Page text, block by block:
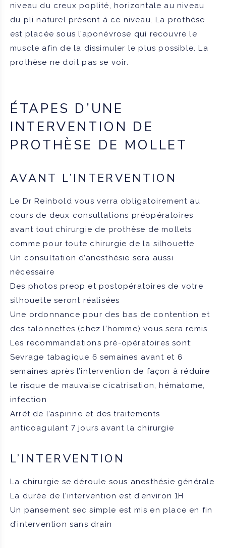
niveau du creux poplité, horizontale au niveau
du pli naturel présent à ce niveau. La prothèse
est placée sous l’aponévrose qui recouvre le
muscle afin de la dissimuler le plus possible. La
prothèse ne doit pas se voir.
ÉTAPES D’UNE
INTERVENTION DE
PROTHÈSE DE MOLLET
AVANT L’INTERVENTION
Le Dr Reinbold vous verra obligatoirement au
cours de deux consultations préopératoires
avant tout chirurgie de prothèse de mollets
comme pour toute chirurgie de la silhouette
Un consultation d’anesthésie sera aussi
nécessaire
Des photos preop et postopératoires de votre
silhouette seront réalisées
Une ordonnance pour des bas de contention et
des talonnettes (chez l’homme) vous sera remis
Les recommandations pré-opératoires sont:
Sevrage tabagique 6 semaines avant et 6
semaines après l’intervention de façon à réduire
le risque de mauvaise cicatrisation, hématome,
infection
Arrêt de l’aspirine et des traitements
anticoagulant 7 jours avant la chirurgie
L’INTERVENTION
La chirurgie se déroule sous anesthésie générale
La durée de l’intervention est d’environ 1H
Un pansement sec simple est mis en place en fin
d’intervention sans drain